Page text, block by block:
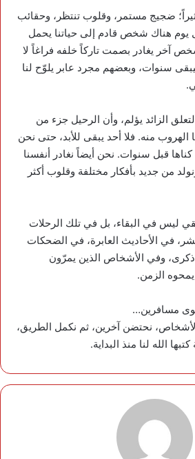
ضجيج مستمر، وقلوب تنتظر، وحقائب
يوم هناك شخص قادم إلى حياتنا يحمل
آخر يغادر بصمت تاركاً خلفه فراغاً لا
سنوات، وبعضهم مجرد عابر يلوّح لنا
الزائد يؤلم، وأن الرحيل جزء من
الهروب منه. فلا أحد يبقى للأبد، حتى نحن
قبل سنوات. نحن أيضاً نغادر أنفسنا
من جديد بأفكار مختلفة وقلوب أكثر
ليس في البقاء، بل في تلك الرحلات
في الأحاديث العابرة، في الضحكات
ذكرى، وفي الأشخاص الذين يمرّون
يمحوه الزمن.
مسافرين…
نحتضن آخرين، ثم نكمل الطريق،
الله لنا منذ البداية.